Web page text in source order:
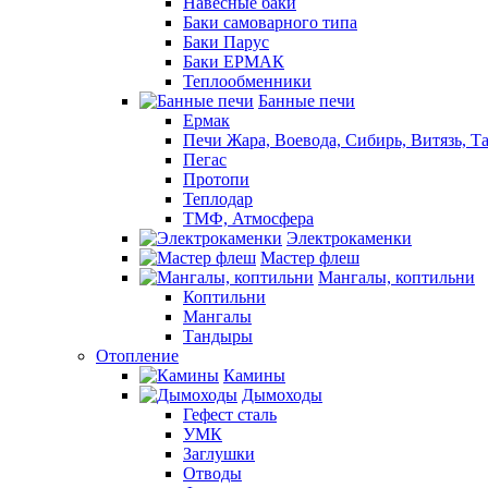
Баки самоварного типа
Баки Парус
Баки ЕРМАК
Теплообменники
Банные печи
Ермак
Печи Жара, Воевода, Сибирь, Витязь,
Пегас
Протопи
Теплодар
ТМФ, Атмосфера
Электрокаменки
Мастер флеш
Мангалы, коптильни
Коптильни
Мангалы
Тандыры
Отопление
Камины
Дымоходы
Гефест сталь
УМК
Заглушки
Отводы